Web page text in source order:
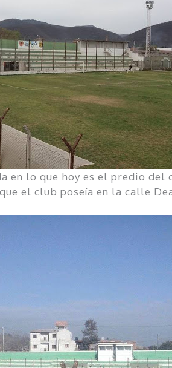
en lo que hoy es el predio del
el club poseía en la calle